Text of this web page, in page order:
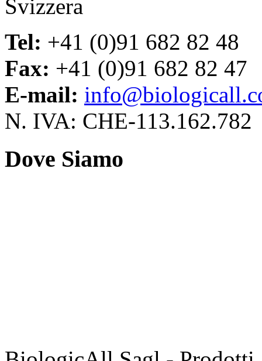
Svizzera
Tel: +41 (0)91 682 82 48
Fax: +41 (0)91 682 82 47
E-mail:
N. IVA: CHE-113.162.782
Dove Siamo